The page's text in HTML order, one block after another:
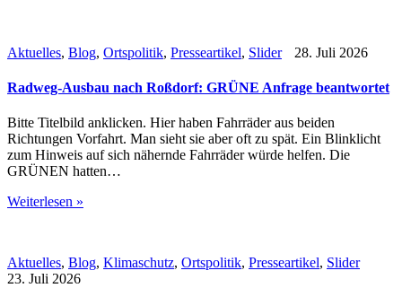
Aktuelles, Blog, Ortspolitik, Presseartikel, Slider 28. Juli 2026
Radweg-Ausbau nach Roßdorf: GRÜNE Anfrage beantwortet
Bitte Titelbild anklicken. Hier haben Fahrräder aus beiden
Richtungen Vorfahrt. Man sieht sie aber oft zu spät. Ein Blinklicht
zum Hinweis auf sich nähernde Fahrräder würde helfen. Die
GRÜNEN hatten…
Weiterlesen »
Aktuelles, Blog, Klimaschutz, Ortspolitik, Presseartikel, Slider
23. Juli 2026